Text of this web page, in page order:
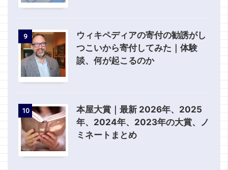
9
ウィキペディアの寄付の勧誘がし
つこいから寄付してみた｜体験
談、何が起こるのか
10
本屋大賞｜最新 2026年、2025
年、2024年、2023年の大賞、ノ
ミネートまとめ